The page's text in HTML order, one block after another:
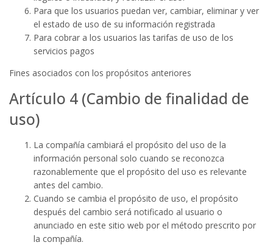
Para que los usuarios puedan ver, cambiar, eliminar y ver
el estado de uso de su información registrada
Para cobrar a los usuarios las tarifas de uso de los
servicios pagos
Fines asociados con los propósitos anteriores
Artículo 4 (Cambio de finalidad de
uso)
La compañía cambiará el propósito del uso de la
información personal solo cuando se reconozca
razonablemente que el propósito del uso es relevante
antes del cambio.
Cuando se cambia el propósito de uso, el propósito
después del cambio será notificado al usuario o
anunciado en este sitio web por el método prescrito por
la compañía.